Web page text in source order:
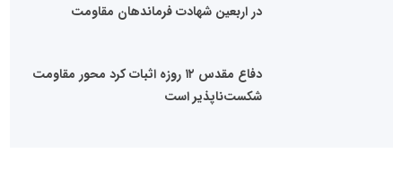
در اربعین شهادت فرماندهان مقاومت
دفاع مقدس ۱۲ روزه اثبات کرد محور مقاومت
شکست‌ناپذیر است